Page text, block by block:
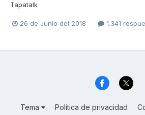
Tapatalk
26 de Junio del 2018 1.341
Tema Política de privacidad